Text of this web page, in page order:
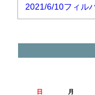
2021/6/10フィル
日 月